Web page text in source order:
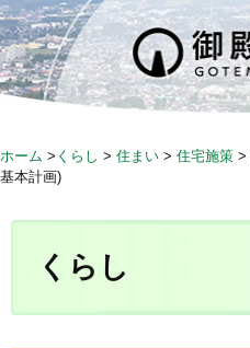
S
k
i
p
c
ホーム > くらし > 住まい > 住宅施策 >
基本計画)
くらし